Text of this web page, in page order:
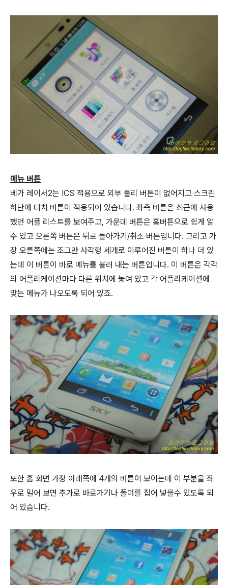
메뉴 버튼
베가 레이서2는 ICS 적용으로 외부 물리 버튼이 없어지고 스크린
하단에 터치 버튼이 적용되어 있습니다. 좌측 버튼은 최근에 사용
했던 어플 리스트를 보여주고, 가운데 버튼은 홈버튼으로 쉽게 알
수 있고 오른쪽 버튼은 뒤로 돌아가기/취소 버튼입니다. 그리고 가
장 오른쪽에는 조그만 사각형 세개로 이루어진 버튼이 하나 더 있
는데 이 버튼이 바로 메뉴를 불러 내는 버튼입니다. 이 버튼은 각각
의 어플리케이션마다 다른 위치에 놓여 있고 각 어플리케이션에
맞는 메뉴가 나오도록 되어 있죠.
또한 홈 화면 가장 아래쪽에 4개의 버튼이 보이는데 이 부분을 좌
우로 밀어 보면 추가로 바로가기나 폴더를 집어 넣을수 있도록 되
어 있습니다.